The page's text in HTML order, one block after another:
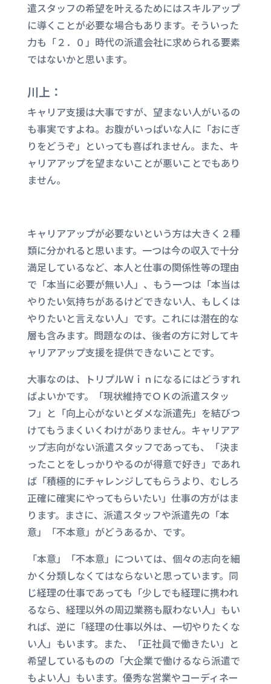
遣スタッフの希望を叶えるためにはスキルアップ
に導くことが必要な場合もあります。そういった
力も「２．０」時代の派遣会社に求められる要素
ではないかと思います。
川上：
キャリア支援は大事ですが、望まない人がいるの
も事実ですよね。お腹がいっぱいな人に「おにぎ
りをどうぞ」といっても喜ばれません。また、キ
ャリアアップを望まないことが悪いことでもあり
ません。
キャリアアップが必要ないという方は大きく２種
類に分かれると思います。一つは今の収入で十分
満足しているなど、本人と仕事の関係性等の理由
で「本当に必要が無い人」、もう一つは「本当は
やりたい気持ちがあるけどできない人、もしくは
やりたいと言えない人」です。これには潜在的な
層も含みます。問題なのは、後者の方に対してキ
ャリアアップ支援を提供できないことです。
大事なのは、トリプルＷｉｎになるにはどうすれ
ばよいかです。「現状維持でＯＫの派遣スタッ
フ」と「向上心がないとダメな派遣先」を結びつ
けてもうまくいくわけがありません。キャリアア
ップ志向がない派遣スタッフであっても、「決ま
ったことをしっかりやるのが得意で好き」であれ
ば「積極的にチャレンジしてもらうより、むしろ
正確に確実にやってもらいたい」仕事の方がはま
ります。まさに、派遣スタッフや派遣先の「本
意」「不本意」がどうあるか、です。
「本意」「不本意」については、個々の志向を細
かく分類しなくてはならないと思っています。同
じ経理の仕事であっても「少しでも経理に携われ
るなら、経理以外の周辺業務も厭わない人」もい
れば、逆に「経理の仕事以外は、一切やりたくな
い人」もいます。また、「正社員で働きたい」と
希望しているものの「大企業で働けるなら派遣で
もよい人」もいます。優秀な営業やコーディネー